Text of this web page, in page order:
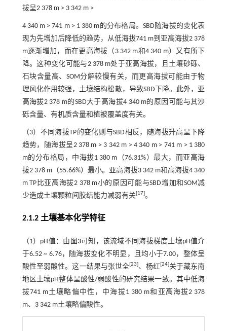
拔呈2 378 m > 3 342 m >
4 340 m > 741 m > 1 380 m的分布格局。SBD随海拔的变化表
现为先增加后降低的趋势，从低海拔741 m到亚高海拔2 378
m逐渐增加，而在更高海拔（3 342 m和4 340 m）又有所下
降。这种变化可能与2 378 m处于亚高海拔，且土壤砂砾、
石块含量高、SOM分解较慢有关，而更高海拔可能由于物
理风化作用较强，土壤结构松散，导致SBD下降。此外，亚
高海拔2 378 m的SBD大于高海拔4 340 m的原因可能与其沙
砾含量、有机质含量和植被覆盖度有关。
（3）不同海拔TP的变化则与SBD相反，随海拔升高呈下降
趋势，随海拔呈2 378 m > 3 342 m > 4 340 m > 741 m > 1 380
m的分布格局，中海拔1 380 m（76.31%）最大，而亚高海
拔2 378 m（55.66%）最小。亚高海拔3 342 m和高海拔4 340
m TP比亚高海拔2 378 m小的原因可能与SBD增加和SOM减
少造成土壤颗粒间胶结能力减弱有关 17 。
2.1.2 土壤基本化学特征
（1）pH值：由 图3可知，该流域不同海拔梯度土壤pH值介
于6.52 ~ 6.76，随海拔变化不明显，且均小于7.00，整体呈
酸性至弱酸性。这一结果与张世全 [23 、杨红 24] 关于藏东南
地区土壤pH整体呈酸性/弱酸性的研究结果一致。其中低海
拔741 m土壤略偏中性，中海拔1 380 m和亚高海拔2 378
m、3 342 m土壤略偏酸性。